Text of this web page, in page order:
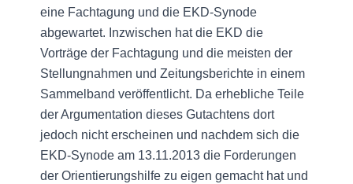
eine Fachtagung und die EKD-Synode
abgewartet. Inzwischen hat die EKD die
Vorträge der Fachtagung und die meisten der
Stellungnahmen und Zeitungsberichte in einem
Sammelband veröffentlicht. Da erhebliche Teile
der Argumentation dieses Gutachtens dort
jedoch nicht erscheinen und nachdem sich die
EKD-Synode am 13.11.2013 die Forderungen
der Orientierungshilfe zu eigen gemacht hat und